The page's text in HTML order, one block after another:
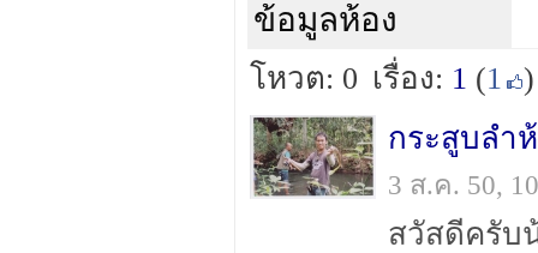
ข้อมูลห้อง
โหวต: 0 เรื่อง: 1 (1
)
กระสูบลำ
3 ส.ค. 50,